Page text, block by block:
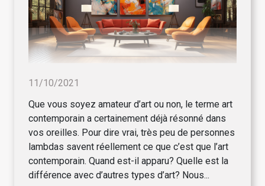
11/10/2021
Que vous soyez amateur d’art ou non, le terme art
contemporain a certainement déjà résonné dans
vos oreilles. Pour dire vrai, très peu de personnes
lambdas savent réellement ce que c’est que l’art
contemporain. Quand est-il apparu? Quelle est la
différence avec d’autres types d’art? Nous...